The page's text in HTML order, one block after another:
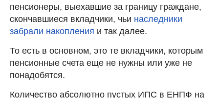
пенсионеры, выехавшие за границу граждане,
скончавшиеся вкладчики, чьи наследники
забрали накопления и так далее.
То есть в основном, это те вкладчики, которым
пенсионные счета еще не нужны или уже не
понадобятся.
Количество абсолютно пустых ИПС в ЕНПФ на